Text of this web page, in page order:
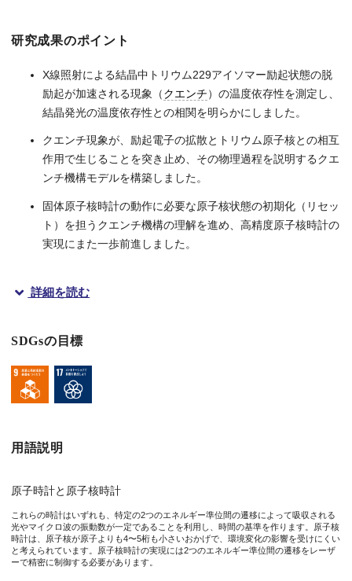
研究成果のポイント
X線照射による結晶中トリウム229アイソマー励起状態の脱
励起が加速される現象（クエンチ）の温度依存性を測定し、
結晶発光の温度依存性との相関を明らかにしました。
クエンチ現象が、励起電子の拡散とトリウム原子核との相互
作用で生じることを突き止め、その物理過程を説明するクエ
ンチ機構モデルを構築しました。
固体原子核時計の動作に必要な原子核状態の初期化（リセッ
ト）を担うクエンチ機構の理解を進め、高精度原子核時計の
実現にまた一歩前進しました。
現在、1秒の定義や衛星測位システムに用いられている原子時計
岡山大学大学院環境生命自然科学研究科のMing Guan大学院生
本研究成果は、2026年1月8日に米国の物理学誌
研究の背景
人類はこれまで、レーザー光によって原子核のまわりを回る電
原子核の状態は外界の影響を受けにくく極めて安定なため、こ
原子核時計は、全地球測位システム（GPS/GNSS）や重力変化
詳細を読む
SDGsの目標
用語説明
原子時計と原子核時計
これらの時計はいずれも、特定の2つのエネルギー準位間の遷移によって吸収される
光やマイクロ波の振動数が一定であることを利用し、時間の基準を作ります。原子核
時計は、原子核が原子よりも4〜5桁も小さいおかげで、環境変化の影響を受けにくい
と考えられています。原子核時計の実現には2つのエネルギー準位間の遷移をレーザ
ーで精密に制御する必要があります。